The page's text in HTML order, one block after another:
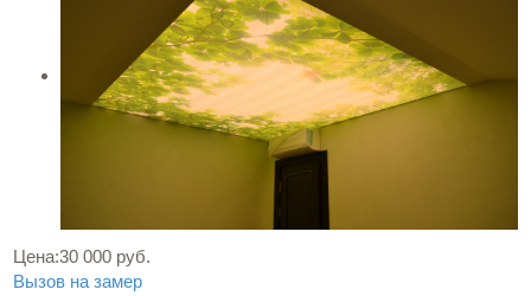
Цена:30 000 руб.
Вызов на замер